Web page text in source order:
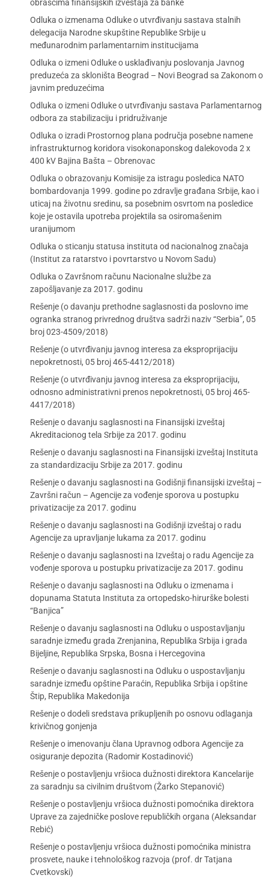
obrascima finansijskih izveštaja za banke
Odluka o izmenama Odluke o utvrđivanju sastava stalnih
delegacija Narodne skupštine Republike Srbije u
međunarodnim parlamentarnim institucijama
Odluka o izmeni Odluke o usklađivanju poslovanja Javnog
preduzeća za skloništa Beograd – Novi Beograd sa Zakonom o
javnim preduzećima
Odluka o izmeni Odluke o utvrđivanju sastava Parlamentarnog
odbora za stabilizaciju i pridruživanje
Odluka o izradi Prostornog plana područja posebne namene
infrastrukturnog koridora visokonaponskog dalekovoda 2 x
400 kV Bajina Bašta – Obrenovac
Odluka o obrazovanju Komisije za istragu posledica NATO
bombardovanja 1999. godine po zdravlje građana Srbije, kao i
uticaj na životnu sredinu, sa posebnim osvrtom na posledice
koje je ostavila upotreba projektila sa osiromašenim
uranijumom
Odluka o sticanju statusa instituta od nacionalnog značaja
(Institut za ratarstvo i povrtarstvo u Novom Sadu)
Odluka o Završnom računu Nacionalne službe za
zapošljavanje za 2017. godinu
Rešenje (o davanju prethodne saglasnosti da poslovno ime
ogranka stranog privrednog društva sadrži naziv “Serbia”, 05
broj 023-4509/2018)
Rešenje (o utvrđivanju javnog interesa za eksproprijaciju
nepokretnosti, 05 broj 465-4412/2018)
Rešenje (o utvrđivanju javnog interesa za eksproprijaciju,
odnosno administrativni prenos nepokretnosti, 05 broj 465-
4417/2018)
Rešenje o davanju saglasnosti na Finansijski izveštaj
Akreditacionog tela Srbije za 2017. godinu
Rešenje o davanju saglasnosti na Finansijski izveštaj Instituta
za standardizaciju Srbije za 2017. godinu
Rešenje o davanju saglasnosti na Godišnji finansijski izveštaj –
Završni račun – Agencije za vođenje sporova u postupku
privatizacije za 2017. godinu
Rešenje o davanju saglasnosti na Godišnji izveštaj o radu
Agencije za upravljanje lukama za 2017. godinu
Rešenje o davanju saglasnosti na Izveštaj o radu Agencije za
vođenje sporova u postupku privatizacije za 2017. godinu
Rešenje o davanju saglasnosti na Odluku o izmenama i
dopunama Statuta Instituta za ortopedsko-hirurške bolesti
“Banjica”
Rešenje o davanju saglasnosti na Odluku o uspostavljanju
saradnje između grada Zrenjanina, Republika Srbija i grada
Bijeljine, Republika Srpska, Bosna i Hercegovina
Rešenje o davanju saglasnosti na Odluku o uspostavljanju
saradnje između opštine Paraćin, Republika Srbija i opštine
Štip, Republika Makedonija
Rešenje o dodeli sredstava prikupljenih po osnovu odlaganja
krivičnog gonjenja
Rešenje o imenovanju člana Upravnog odbora Agencije za
osiguranje depozita (Radomir Kostadinović)
Rešenje o postavljenju vršioca dužnosti direktora Kancelarije
za saradnju sa civilnim društvom (Žarko Stepanović)
Rešenje o postavljenju vršioca dužnosti pomoćnika direktora
Uprave za zajedničke poslove republičkih organa (Aleksandar
Rebić)
Rešenje o postavljenju vršioca dužnosti pomoćnika ministra
prosvete, nauke i tehnološkog razvoja (prof. dr Tatjana
Cvetkovski)